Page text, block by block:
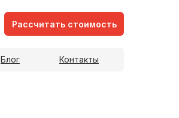
Блог Контакты
Рассчитать стоимость